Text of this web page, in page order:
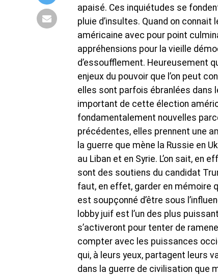
apaisé. Ces inquiétudes se
pluie d’insultes. Quand on
américaine avec pour point
appréhensions pour la vieille
d’essoufflement. Heureusement
enjeux du pouvoir que l’on peut
elles sont parfois ébranlées dans
important de cette élection
fondamentalement nouvelles
précédentes, elles prennent une
la guerre que mène la Russie en
au Liban et en Syrie. L’on sait, en
sont des soutiens du candidat
faut, en effet, garder en mémoire
est soupçonné d’être sous
lobby juif est l’un des plus
s’activeront pour tenter de
compter avec les puissances
qui, à leurs yeux, partagent leurs
dans la guerre de civilisation que